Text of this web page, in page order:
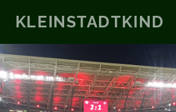
KLEINSTADTKIND